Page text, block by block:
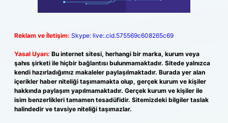
Reklam ve İletişim: Skype: live:.cid.575569c608265c69
Yasal Uyarı: Bu internet sitesi, herhangi bir marka, kurum veya
şahıs şirketi ile hiçbir bağlantısı bulunmamaktadır. Sitede yalnızca
kendi hazırladığımız makaleler paylaşılmaktadır. Burada yer alan
içerikler haber niteliği taşımamakta olup, gerçek kurum ve kişiler
hakkında paylaşım yapılmamaktadır. Gerçek kurum ve kişiler ile
isim benzerlikleri tamamen tesadüfidir. Sitemizdeki bilgiler taslak
halindedir ve tavsiye niteliği taşımazlar.